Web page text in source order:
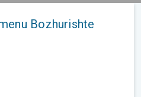
Bozhurishte